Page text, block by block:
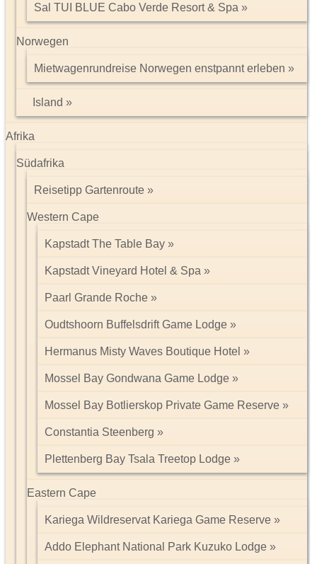
Sal TUI BLUE Cabo Verde Resort & Spa
Norwegen
Mietwagenrundreise Norwegen enstpannt erleben
Island
Afrika
Südafrika
Reisetipp Gartenroute
Western Cape
Kapstadt The Table Bay
Kapstadt Vineyard Hotel & Spa
Paarl Grande Roche
Oudtshoorn Buffelsdrift Game Lodge
Hermanus Misty Waves Boutique Hotel
Mossel Bay Gondwana Game Lodge
Mossel Bay Botlierskop Private Game Reserve
Constantia Steenberg
Plettenberg Bay Tsala Treetop Lodge
Eastern Cape
Kariega Wildreservat Kariega Game Reserve
Addo Elephant National Park Kuzuko Lodge